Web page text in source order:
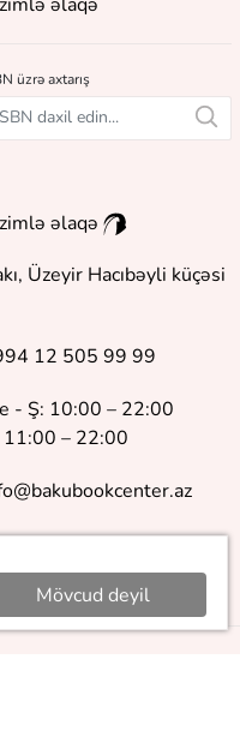
Mövcud deyil
üzrə axtarış
əlaqə
Üzeyir Hacıbəyli küçəsi
12 505 99 99
- Ş: 10:00 – 22:00
11:00 – 22:00